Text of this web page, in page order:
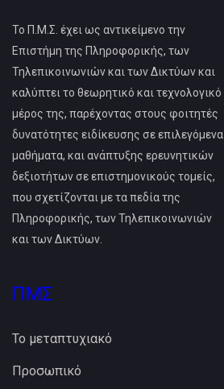
Το Π.Μ.Σ. έχει ως αντικείμενο την
Επιστήμη της Πληροφορικής, των
Τηλεπικοινωνιών και των Δικτύων και
καλύπτει το θεωρητικό και τεχνολογικό
μέρος της, παρέχοντας στους φοιτητές
δυνατότητες ειδίκευσης σε επιλεγόμενα
μαθήματα, και ανάπτυξης ερευνητικών
δεξιοτήτων σε επιστημονικούς τομείς,
που σχετίζονται με τα πεδία της
Πληροφορικής, των Τηλεπικοινωνιών
και των Δικτύων.
ΠΜΣ
Το μεταπτυχιακό
Προσωπικό